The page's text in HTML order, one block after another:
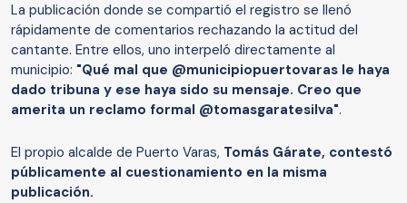
La publicación donde se compartió el registro se llenó
rápidamente de comentarios rechazando la actitud del
cantante. Entre ellos, uno interpeló directamente al
municipio: "Qué mal que @municipiopuertovaras le haya
dado tribuna y ese haya sido su mensaje. Creo que
amerita un reclamo formal @tomasgaratesilva".
El propio alcalde de Puerto Varas, Tomás Gárate, contestó
públicamente al cuestionamiento en la misma
publicación.